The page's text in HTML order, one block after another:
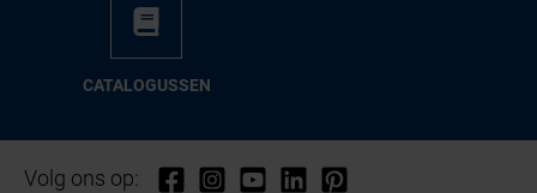
CA­TA­LO­GUS­SEN
Volg ons op: